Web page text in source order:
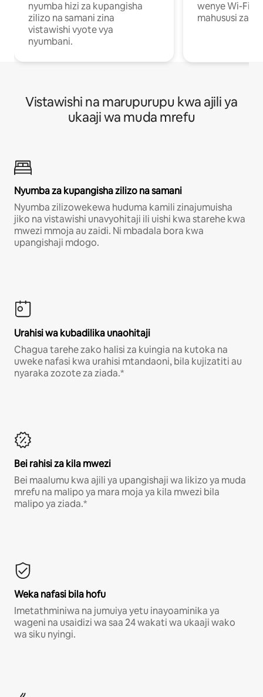
nyumba hizi za kupangisha
zilizo na samani zina
vistawishi vyote vya
nyumbani.
wenye Wi-Fi
mahususi za
Vistawishi na marupurupu kwa ajili ya
ukaaji wa muda mrefu
Nyumba za kupangisha zilizo na samani
Nyumba zilizowekewa huduma kamili zinajumuisha
jiko na vistawishi unavyohitaji ili uishi kwa starehe kwa
mwezi mmoja au zaidi. Ni mbadala bora kwa
upangishaji mdogo.
Urahisi wa kubadilika unaohitaji
Chagua tarehe zako halisi za kuingia na kutoka na
uweke nafasi kwa urahisi mtandaoni, bila kujizatiti au
nyaraka zozote za ziada.*
Bei rahisi za kila mwezi
Bei maalumu kwa ajili ya upangishaji wa likizo ya muda
mrefu na malipo ya mara moja ya kila mwezi bila
malipo ya ziada.*
Weka nafasi bila hofu
Imetathminiwa na jumuiya yetu inayoaminika ya
wageni na usaidizi wa saa 24 wakati wa ukaaji wako
wa siku nyingi.